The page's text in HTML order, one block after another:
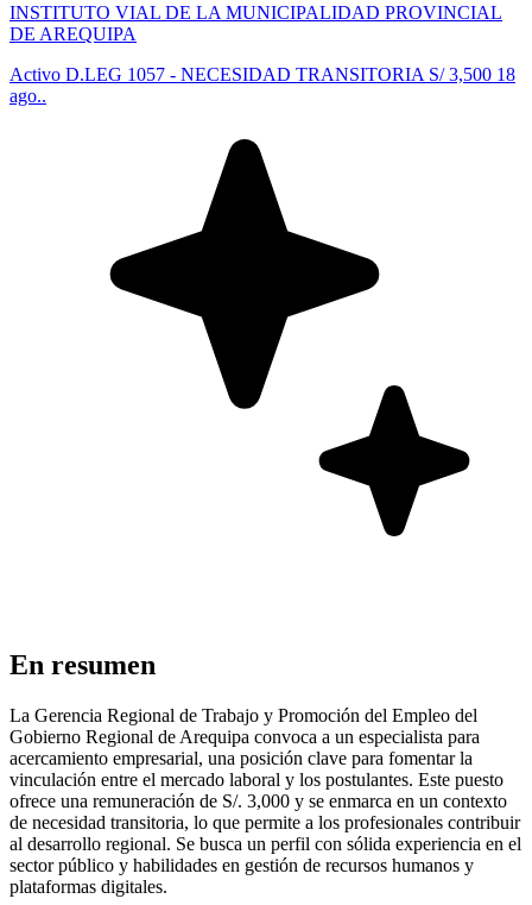
INSTITUTO VIAL DE LA MUNICIPALIDAD PROVINCIAL
DE AREQUIPA
Activo D.LEG 1057 - NECESIDAD TRANSITORIA S/ 3,500 18
ago..
En resumen
La Gerencia Regional de Trabajo y Promoción del Empleo del
Gobierno Regional de Arequipa convoca a un especialista para
acercamiento empresarial, una posición clave para fomentar la
vinculación entre el mercado laboral y los postulantes. Este puesto
ofrece una remuneración de S/. 3,000 y se enmarca en un contexto
de necesidad transitoria, lo que permite a los profesionales contribuir
al desarrollo regional. Se busca un perfil con sólida experiencia en el
sector público y habilidades en gestión de recursos humanos y
plataformas digitales.